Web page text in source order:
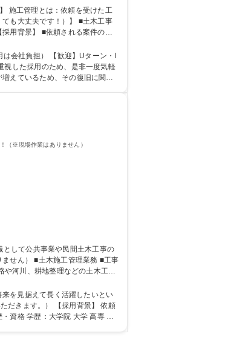
用背景】 ■依頼される案件の増
会社負担） 【歓迎】Uターン・I
えているため、その復旧に関わ
ていただきます！（※現場作業はありません）
業務 ■工事
や河川、耕地整理などの土木工事
。 ※変更の範囲：会社の定める
だきます。） 【採用背景】 依頼